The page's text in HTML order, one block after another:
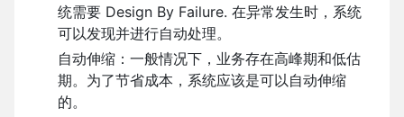
统需要 Design By Failure. 在异常发生时，系统
可以发现并进行自动处理。
自动伸缩：一般情况下，业务存在高峰期和低估
期。为了节省成本，系统应该是可以自动伸缩
的。